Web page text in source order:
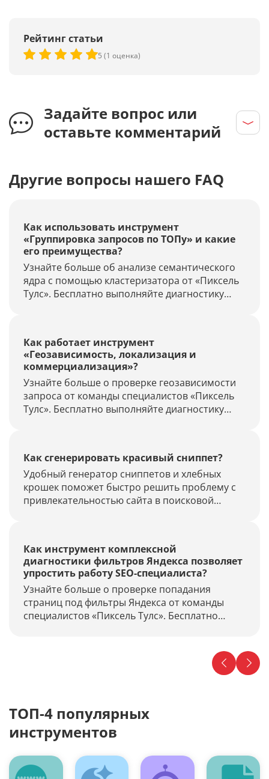
Рейтинг статьи
5 (1 оценка)
Задайте вопрос или
оставьте комментарий
Другие вопросы нашего FAQ
Как использовать инструмент
«Группировка запросов по ТОПу» и какие
его преимущества?
Узнайте больше об анализе семантического
ядра с помощью кластеризатора от «Пиксель
Тулс». Бесплатно выполняйте диагностику
Как работает инструмент
«Геозависимость, локализация и
коммерциализация»?
Узнайте больше о проверке геозависимости
запроса от команды специалистов «Пиксель
Тулс». Бесплатно выполняйте диагностику
Как сгенерировать красивый сниппет?
Удобный генератор сниппетов и хлебных
крошек поможет быстро решить проблему с
привлекательностью сайта в поисковой
Как инструмент комплексной
диагностики фильтров Яндекса позволяет
упростить работу SEO-специалиста?
Узнайте больше о проверке попадания
страниц под фильтры Яндекса от команды
специалистов «Пиксель Тулс». Бесплатно
ТОП-4 популярных
инструментов